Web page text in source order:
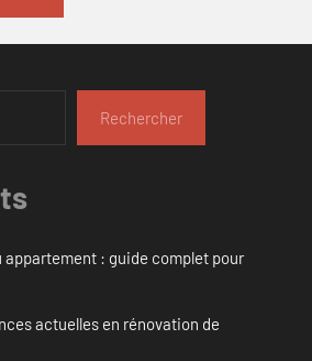
Rechercher
appartement : guide complet pour
actuelles en rénovation de